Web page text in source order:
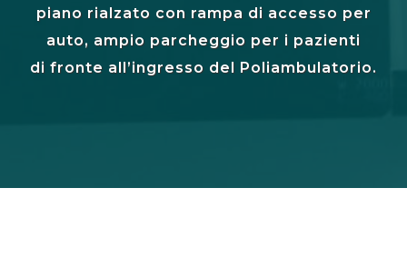
piano rialzato con rampa di accesso per
auto, ampio parcheggio per i pazienti
di fronte all’ingresso del Poliambulatorio.